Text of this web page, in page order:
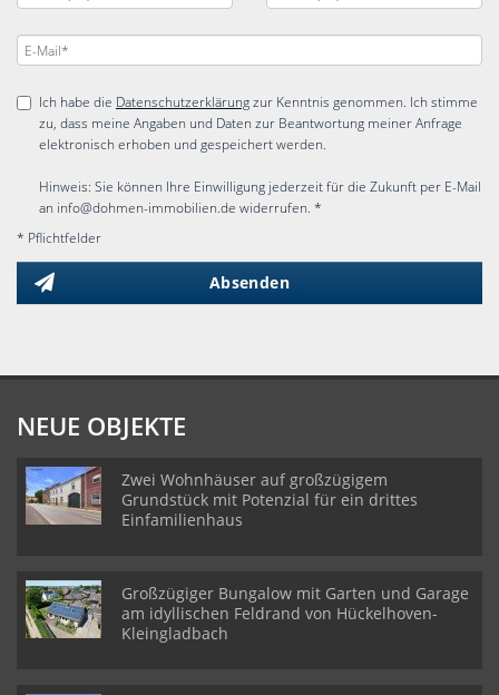
Ich habe die Datenschutzerklärungzur Kenntnis genommen. Ich stimme
zu, dass meine Angaben und Daten zur Beantwortung meiner Anfrage
elektronisch erhoben und gespeichert werden.
Hinweis: Sie können Ihre Einwilligung jederzeit für die Zukunft per E-Mail
an info@dohmen-immobilien.de widerrufen. *
* Pflichtfelder
Absenden
NEUE OBJEKTE
Zwei Wohnhäuser auf großzügigem
Grundstück mit Potenzial für ein drittes
Einfamilienhaus
Großzügiger Bungalow mit Garten und Garage
am idyllischen Feldrand von Hückelhoven-
Kleingladbach